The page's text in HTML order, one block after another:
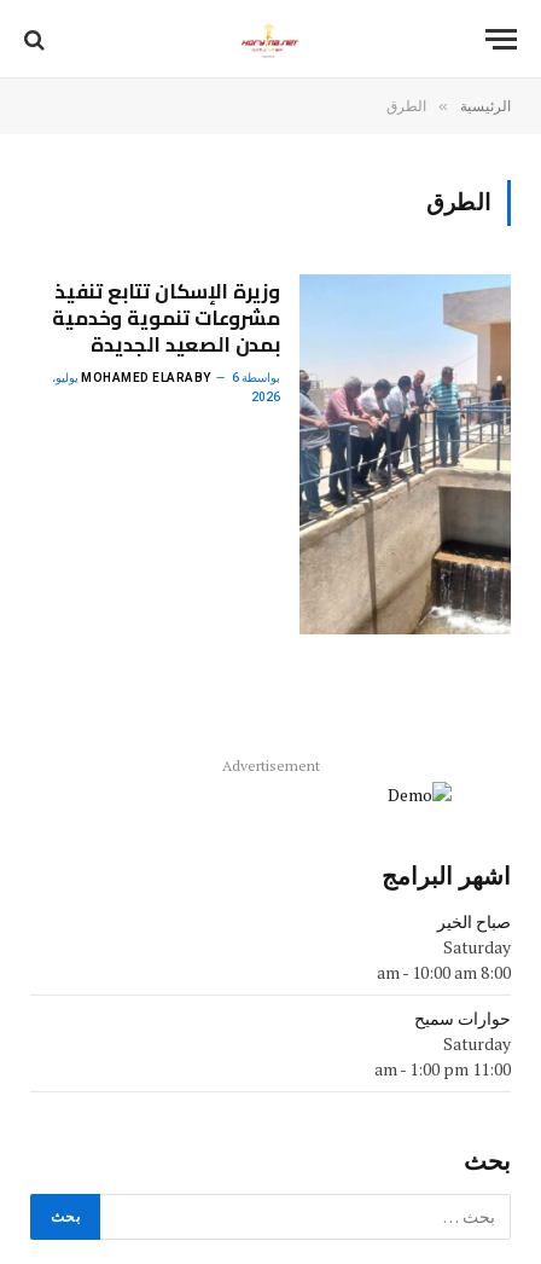
الرئيسية » الطرق
الطرق
وزيرة الإسكان تتابع تنفيذ
مشروعات تنموية وخدمية
بمدن الصعيد الجديدة
بواسطة MOHAMED ELARABY 6 يوليو،
2026
Advertisement
اشهر البرامج
صباح الخير
Saturday
8:00 am
- 10:00 am
حوارات سميح
Saturday
11:00 am
- 1:00 pm
بحث